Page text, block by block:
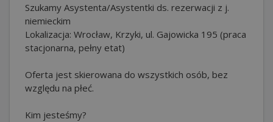
Szukamy Asystenta/Asystentki ds. rezerwacji z j.
niemieckim
Lokalizacja: Wrocław, Krzyki, ul. Gajowicka 195 (praca
stacjonarna, pełny etat)
Oferta jest skierowana do wszystkich osób, bez
względu na płeć.
Kim jesteśmy?